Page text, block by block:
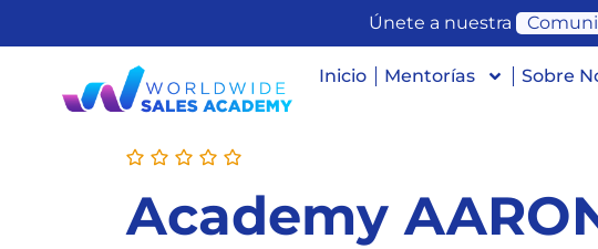
Únete a nuestra
Inicio Mentorías Sobre
Academy